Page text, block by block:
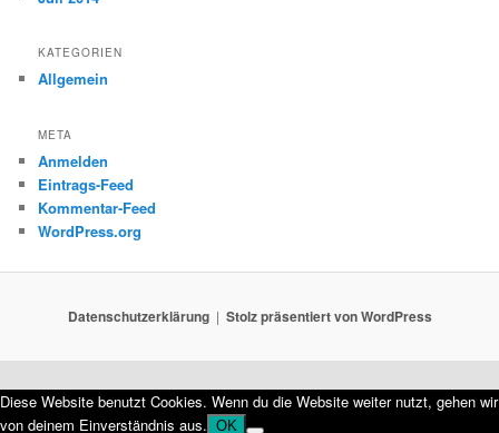
KATEGORIEN
Allgemein
META
Anmelden
Eintrags-Feed
Kommentar-Feed
WordPress.org
Datenschutzerklärung Stolz präsentiert von WordPress
Diese Website benutzt Cookies. Wenn du die Website weiter nutzt, gehen wir
von deinem Einverständnis aus. OK